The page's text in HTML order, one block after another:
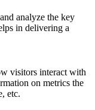
analyze the key
in delivering a
visitors interact with
on metrics the
etc.